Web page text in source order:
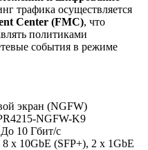
трафика осуществляется
Center (FMC), что
политиками
события в режиме
экран (NGFW)
NGFW-K9
10 Гбит/с
8 x 10GbE (SFP+), 2 x 1GbE